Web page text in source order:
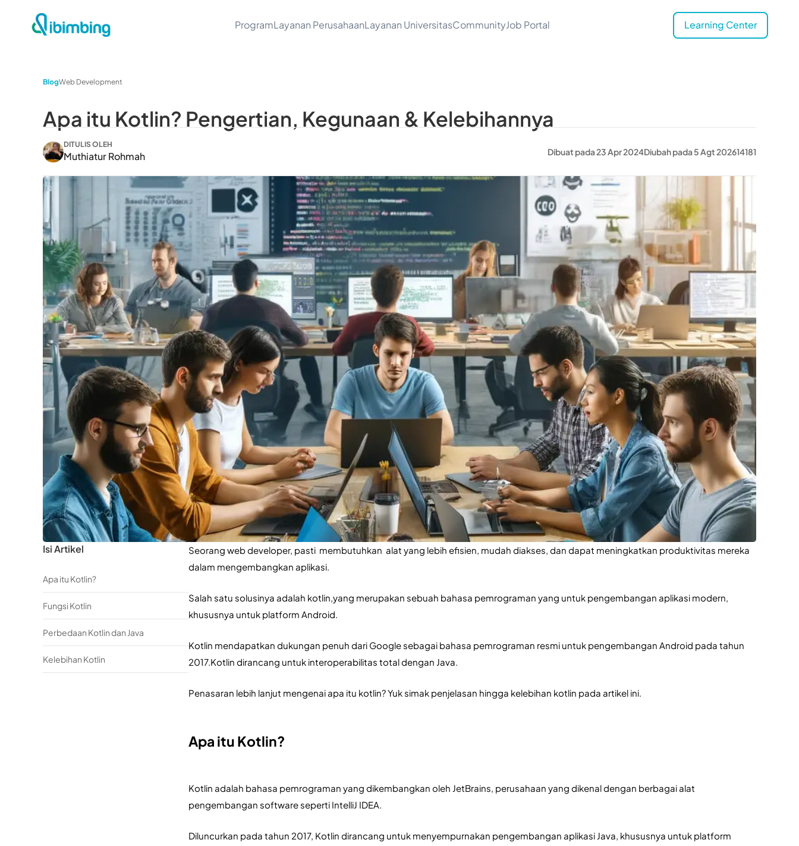
ProgramLayanan PerusahaanLayanan UniversitasCommunityJob Portal Learning Center
BlogWeb Development
Apa itu Kotlin? Pengertian, Kegunaan & Kelebihannya
DITULIS OLEH
Muthiatur Rohmah Dibuat pada 23 Apr 2024Diubah pada 5 Agt 202614181
Isi Artikel
Apa itu Kotlin?
Fungsi Kotlin
Perbedaan Kotlin dan Java
Kelebihan Kotlin
Seorang web developer, pasti  membutuhkan  alat yang lebih efisien, mudah diakses, dan dapat meningkatkan produktivitas mereka
dalam mengembangkan aplikasi.
Salah satu solusinya adalah kotlin,yang merupakan sebuah bahasa pemrograman yang untuk pengembangan aplikasi modern,
khususnya untuk platform Android.
Kotlin mendapatkan dukungan penuh dari Google sebagai bahasa pemrograman resmi untuk pengembangan Android pada tahun
2017.Kotlin dirancang untuk interoperabilitas total dengan Java.
Penasaran lebih lanjut mengenai apa itu kotlin? Yuk simak penjelasan hingga kelebihan kotlin pada artikel ini.
Apa itu Kotlin?
Kotlin adalah bahasa pemrograman yang dikembangkan oleh JetBrains, perusahaan yang dikenal dengan berbagai alat
pengembangan software seperti IntelliJ IDEA.
Diluncurkan pada tahun 2017, Kotlin dirancang untuk menyempurnakan pengembangan aplikasi Java, khususnya untuk platform